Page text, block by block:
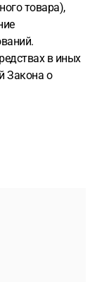
товара),
в иных
Закона о